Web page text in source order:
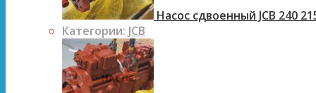
Насос сдвоенный JCB 240
Категории: JCB